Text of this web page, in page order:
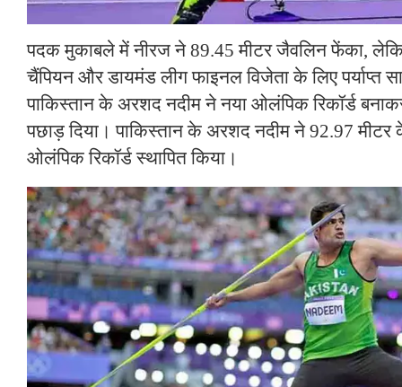
पदक मुकाबले में नीरज ने 89.45 मीटर जैवलिन फेंका,
चैंपियन और डायमंड लीग फाइनल विजेता के लिए पर्याप्त
पाकिस्तान के अरशद नदीम ने नया ओलंपिक रिकॉर्ड
पछाड़ दिया। पाकिस्तान के अरशद नदीम ने 92.97
ओलंपिक रिकॉर्ड स्थापित किया।